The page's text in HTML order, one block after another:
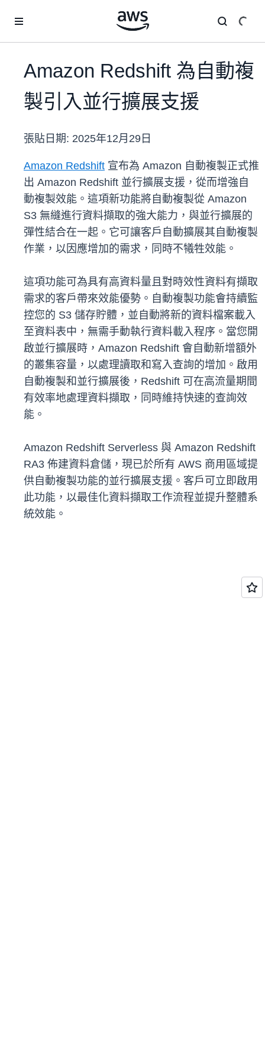
Amazon Redshift 為自動複
製引入並行擴展支援
張貼日期: 2025年12月29日
Amazon Redshift 宣布為 Amazon 自動複製正式推
出 Amazon Redshift 並行擴展支援，從而增強自
動複製效能。這項新功能將自動複製從 Amazon
S3 無縫進行資料擷取的強大能力，與並行擴展的
彈性結合在一起。它可讓客戶自動擴展其自動複製
作業，以因應增加的需求，同時不犧牲效能。
這項功能可為具有高資料量且對時效性資料有擷取
需求的客戶帶來效能優勢。自動複製功能會持續監
控您的 S3 儲存貯體，並自動將新的資料檔案載入
至資料表中，無需手動執行資料載入程序。當您開
啟並行擴展時，Amazon Redshift 會自動新增額外
的叢集容量，以處理讀取和寫入查詢的增加。啟用
自動複製和並行擴展後，Redshift 可在高流量期間
有效率地處理資料擷取，同時維持快速的查詢效
能。
Amazon Redshift Serverless 與 Amazon Redshift
RA3 佈建資料倉儲，現已於所有 AWS 商用區域提
供自動複製功能的並行擴展支援。客戶可立即啟用
此功能，以最佳化資料擷取工作流程並提升整體系
統效能。